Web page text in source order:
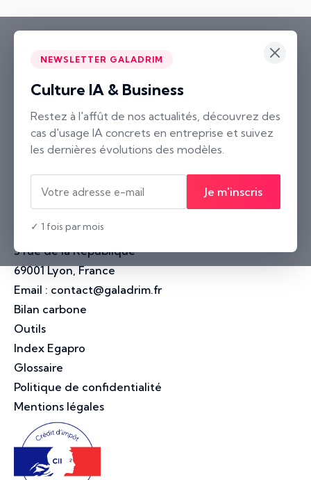
NEWSLETTER GALADRIM
Culture IA & Business
Restez à l'affût de nos actualités, découvrez des
cas d'usage IA concrets en entreprise et suivez
les dernières évolutions des modèles.
Je m'inscris
✓ 1 fois par mois
Paris
2 rue Neuve Saint-Pierre
75004 Paris, France
Nantes
10 rue Voltaire
44000 Nantes, France
Lyon
3 rue de la République
69001 Lyon, France
Email : contact@galadrim.fr
Bilan carbone
Outils
Index Egapro
Glossaire
Politique de confidentialité
Mentions légales